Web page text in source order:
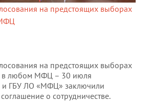
на предстоящих выборах
на предстоящих выборах
в любом МФЦ – 30 июля
и ГБУ ЛО «МФЦ» заключили
о сотрудничестве.